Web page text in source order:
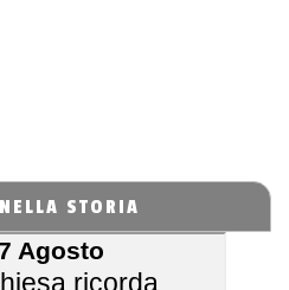
STORIA